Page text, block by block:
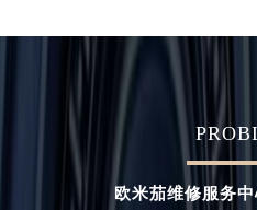
欧米茄维修服务